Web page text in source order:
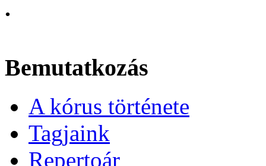
.
Bemutatkozás
A kórus története
Tagjaink
Repertoár